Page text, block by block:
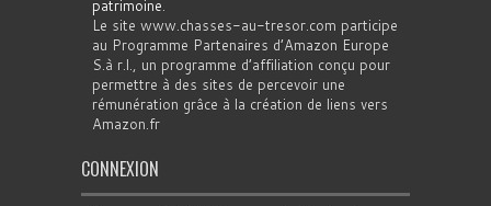
patrimoine.
Le site www.chasses-au-tresor.com participe
au Programme Partenaires d’Amazon Europe
S.à r.l., un programme d’affiliation conçu pour
permettre à des sites de percevoir une
rémunération grâce à la création de liens vers
Amazon.fr
CONNEXION